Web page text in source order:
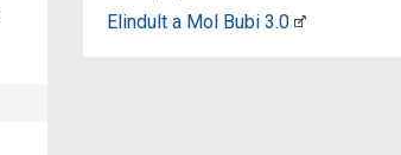
Elindult a Mol Bubi 3.0